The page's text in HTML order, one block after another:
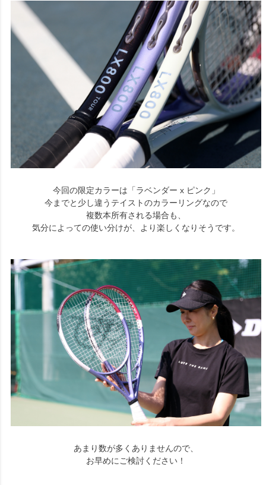
今回の限定カラーは「ラベンダー x ピンク」
今までと少し違うテイストのカラーリングなので
複数本所有される場合も、
気分によっての使い分けが、より楽しくなりそうです。
あまり数が多くありませんので、
お早めにご検討ください！